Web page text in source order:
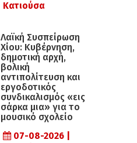
Κατιούσα
Λαϊκή Συσπείρωση
Χίου: Κυβέρνηση,
δημοτική αρχή,
βολική
αντιπολίτευση και
εργοδοτικός
συνδικαλισμός «εις
σάρκα μια» για το
μουσικό σχολείο
07-08-2026 |